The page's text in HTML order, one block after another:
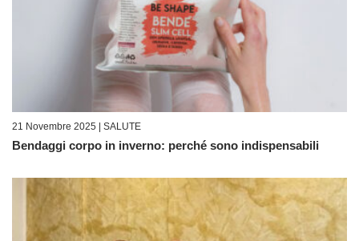
21 Novembre 2025 | SALUTE
Bendaggi corpo in inverno: perché sono indispensabili